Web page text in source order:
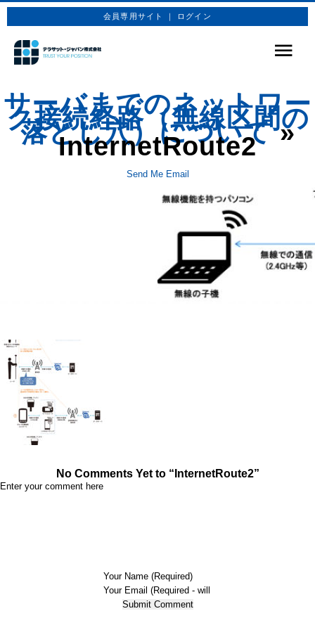
会員専用サイト ｜ ログイン
商品プラン
技術情報
サーバまでのネットワー
ク接続経路（無線区間の
落とし穴）について»
InternetRoute2
Send Me Email
No Comments Yet to “InternetRoute2”